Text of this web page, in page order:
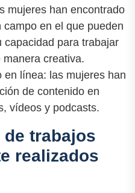
mujeres han encontrado
en el que pueden
capacidad para trabajar
creativa.
en línea: las mujeres han
de contenido en
vídeos y podcasts.
trabajos
realizados